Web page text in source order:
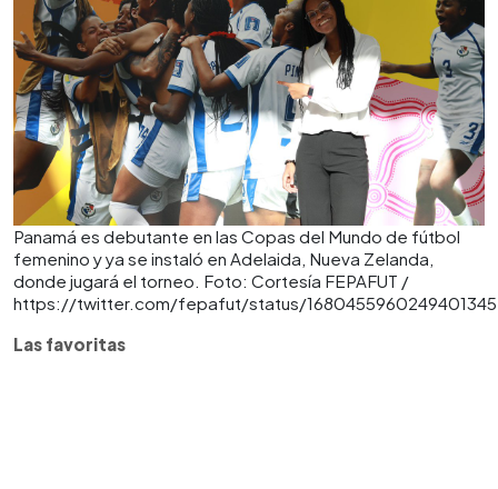
Panamá es debutante en las Copas del Mundo de fútbol
femenino y ya se instaló en Adelaida, Nueva Zelanda,
donde jugará el torneo. Foto: Cortesía FEPAFUT /
https://twitter.com/fepafut/status/1680455960249401345
Las favoritas